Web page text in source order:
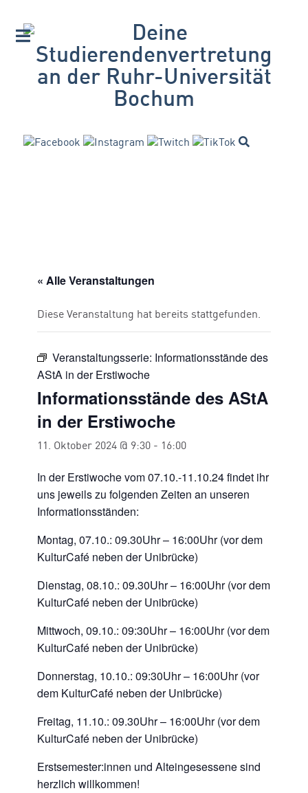
« Alle Veranstaltungen
Diese Veranstaltung hat bereits stattgefunden.
Veranstaltungsserie: Informationsstände des
AStA in der Erstiwoche
Informationsstände des AStA
in der Erstiwoche
11. Oktober 2024 @ 9:30 - 16:00
In der Erstiwoche vom 07.10.-11.10.24 findet ihr
uns jeweils zu folgenden Zeiten an unseren
Informationsständen:
Montag, 07.10.: 09.30Uhr – 16:00Uhr (vor dem
KulturCafé neben der Unibrücke)
Dienstag, 08.10.: 09.30Uhr – 16:00Uhr (vor dem
KulturCafé neben der Unibrücke)
Mittwoch, 09.10.: 09:30Uhr – 16:00Uhr (vor dem
KulturCafé neben der Unibrücke)
Donnerstag, 10.10.: 09:30Uhr – 16:00Uhr (vor
dem KulturCafé neben der Unibrücke)
Freitag, 11.10.: 09.30Uhr – 16:00Uhr (vor dem
KulturCafé neben der Unibrücke)
Erstsemester:innen und Alteingesessene sind
herzlich willkommen!